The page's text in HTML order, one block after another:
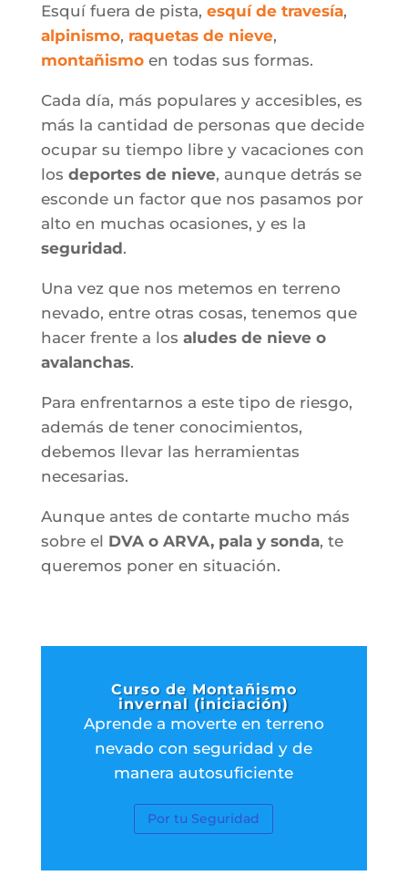
Esquí fuera de pista, esquí de travesía,
alpinismo, raquetas de nieve,
montañismoen todas sus formas.
Cada día, más populares y accesibles, es
más la cantidad de personas que decide
ocupar su tiempo libre y vacaciones con
los deportes de nieve, aunque detrás se
esconde un factor que nos pasamos por
alto en muchas ocasiones, y es la
seguridad.
Una vez que nos metemos en terreno
nevado, entre otras cosas, tenemos que
hacer frente a los aludes de nieve o
avalanchas.
Para enfrentarnos a este tipo de riesgo,
además de tener conocimientos,
debemos llevar las herramientas
necesarias.
Aunque antes de contarte mucho más
sobre el DVA o ARVA, pala y sonda, te
queremos poner en situación.
Curso de Montañismo
invernal (iniciación)
Aprende a moverte en terreno
nevado con seguridad y de
manera autosuficiente
Por tu Seguridad